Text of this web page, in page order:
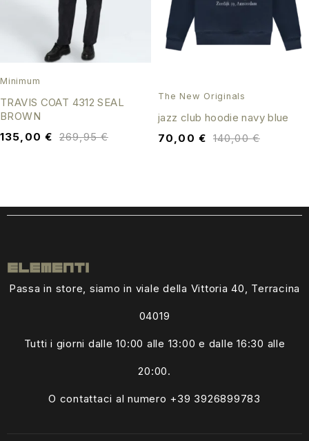
Minimum
TRAVIS COAT 4312 SEAL
BROWN
269,95€
135,00 €
The New Originals
jazz club hoodie navy blue
140,00€
70,00 €
Passa in store, siamo in viale della Vittoria 40, Terracina
04019
Tutti i giorni dalle10:00 alle 13:00 e dalle 16:30 alle
20:00.
O contattaci al numero +39 3926899783